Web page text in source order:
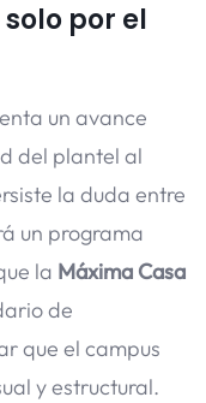
por el
un avance
del plantel al
la duda entre
un programa
la Máxima Casa
de
que el campus
y estructural.